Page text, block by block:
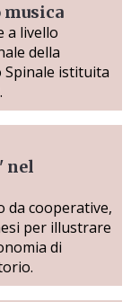
a livello
della
Spinale istituita
nel
cooperative,
per illustrare
di